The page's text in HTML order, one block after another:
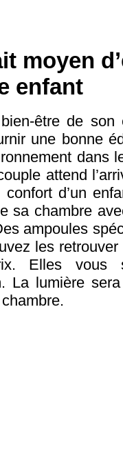
moyen
enfant
être de
une bonne
dans
attend
d’un
sa chambre
ampoules
les
Elles vous
La lumière